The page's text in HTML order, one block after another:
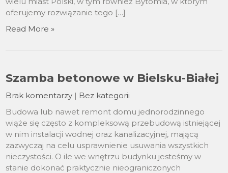
oferujemy rozwiązanie tego […]
Read More »
Szamba betonowe w Bielsku-Białej
Brak komentarzy | Bez kategorii
Budowa lub nawet remont domu jednorodzinnego
wiąże się często z kompleksową przebudową istniejącej
w nim instalacji wodnej oraz kanalizacyjnej, mającą
zazwyczaj na celu usprawnienie usuwania wszystkich
nieczystości. O ile we wnętrzu budynku jesteśmy w
stanie dokonać praktycznie nieograniczonych